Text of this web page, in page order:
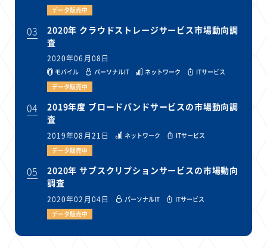
データ販売中
03
2020年 クラウドストレージサービス市場動向調
査
2020年06月08日
モバイル パーソナルIT ネットワーク
ITサービス
データ販売中
04
2019年度 ブロードバンドサービスの市場動向調
査
2019年08月21日 ネットワーク
ITサービス
データ販売中
05
2020年 サブスクリプションサービスの市場動向
調査
2020年02月04日 パーソナルIT
ITサービス
データ販売中